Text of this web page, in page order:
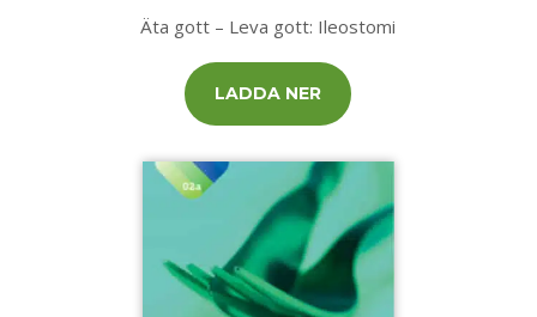
Äta gott – Leva gott: Ileostomi
LADDA NER